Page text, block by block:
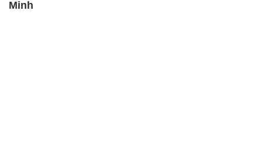
Minh